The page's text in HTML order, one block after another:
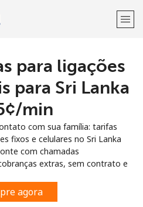
conta?
com
ou
para ligações
para Sri Lanka
min
com sua família: tarifas
fixos e celulares no Sri Lanka
com chamadas
extras, sem contrato e
agora